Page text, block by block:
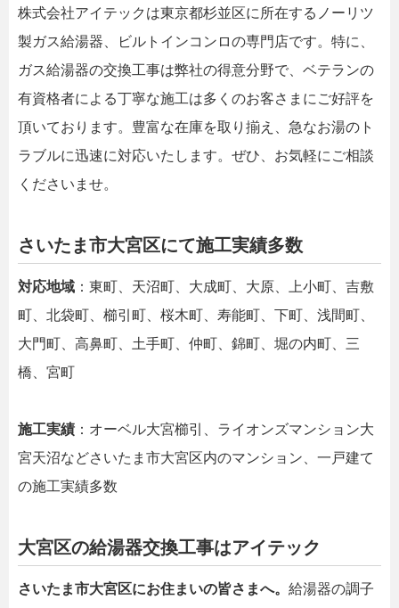
株式会社アイテックは東京都杉並区に所在するノーリツ
製ガス給湯器、ビルトインコンロの専門店です。特に、
ガス給湯器の交換工事は弊社の得意分野で、ベテランの
有資格者による丁寧な施工は多くのお客さまにご好評を
頂いております。豊富な在庫を取り揃え、急なお湯のト
ラブルに迅速に対応いたします。ぜひ、お気軽にご相談
くださいませ。
さいたま市大宮区にて施工実績多数
対応地域 ：東町、天沼町、大成町、大原、上小町、吉敷
町、北袋町、櫛引町、桜木町、寿能町、下町、浅間町、
大門町、高鼻町、土手町、仲町、錦町、堀の内町、三
橋、宮町
施工実績 ：オーベル大宮櫛引、ライオンズマンション大
宮天沼などさいたま市大宮区内のマンション、一戸建て
の施工実績多数
大宮区の給湯器交換工事はアイテック
さいたま市大宮区にお住まいの皆さまへ。 給湯器の調子